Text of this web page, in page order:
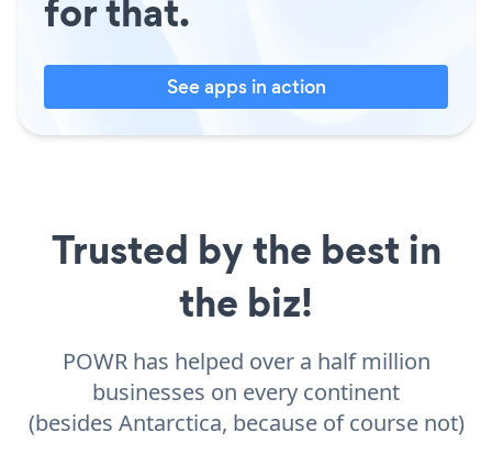
for that.
See apps in action
Trusted by the best in
the biz!
POWR has helped over a half million
businesses on every continent
(besides Antarctica, because of course not)